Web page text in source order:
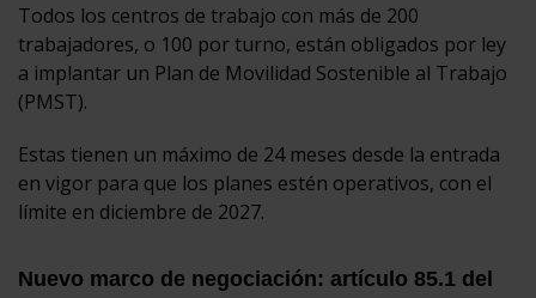
Todos los centros de trabajo con más de 200
trabajadores, o 100 por turno, están obligados por ley
a implantar un Plan de Movilidad Sostenible al Trabajo
(PMST).
Estas tienen un máximo de 24 meses desde la entrada
en vigor para que los planes estén operativos, con el
límite en diciembre de 2027.
Nuevo marco de negociación: artículo 85.1 del